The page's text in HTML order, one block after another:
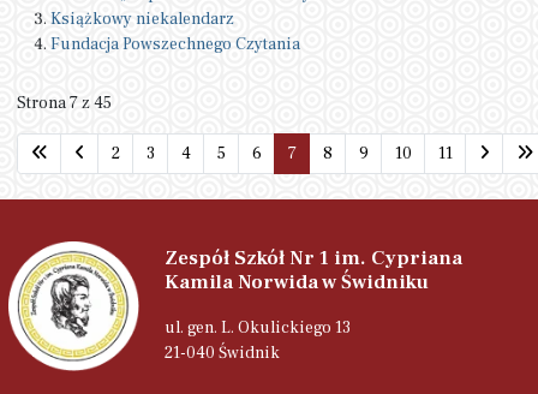
Książkowy niekalendarz
Fundacja Powszechnego Czytania
Strona 7 z 45
2 3 4 5 6 7 8 9 10 11
Zespół Szkół Nr 1 im. Cypriana
Kamila Norwida w Świdniku
ul. gen. L. Okulickiego 13
21-040 Świdnik